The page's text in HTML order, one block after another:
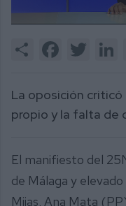
3
Share FacebookTwitter
La oposición criticó
propio y la falta de
El manifiesto del
de Málaga y
Mijas, Ana Mata